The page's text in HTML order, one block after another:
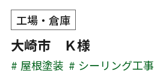
工場・倉庫
大崎市 Ｋ様
屋根塗装 シーリング工事